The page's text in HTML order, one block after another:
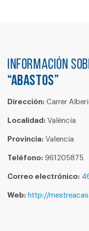
Información
“ABASTOS”
Dirección: Carrer
Localidad: València
Provincia: Valencia
Teléfono: 961205875
Correo electrónico:
Web: http://